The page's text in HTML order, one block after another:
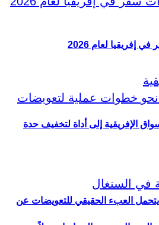
العبء الحقيقي للتعويضات عن
الإفريقية إلى أداة لتخفيف حدة